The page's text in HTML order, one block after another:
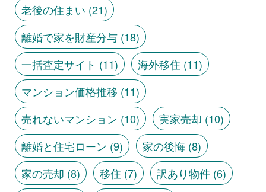
老後の住まい (21)
離婚で家を財産分与(18)
一括査定サイト (11) 海外移住 (11)
マンション価格推移 (11)
売れないマンション (10) 実家売却 (10)
離婚と住宅ローン (9) 家の後悔(8)
家の売却 (8) 移住 (7) 訳あり物件(6)